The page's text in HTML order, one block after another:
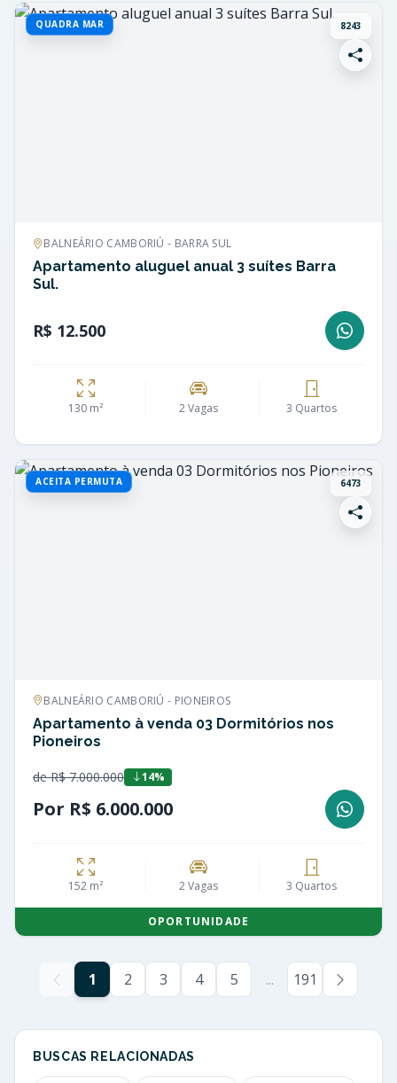
QUADRA MAR 8243
BALNEÁRIO CAMBORIÚ - BARRA SUL
Apartamento aluguel anual 3 suítes Barra
Sul.
R$ 12.500
130 m² 2 Vagas 3 Quartos
ACEITA PERMUTA 6473
BALNEÁRIO CAMBORIÚ - PIONEIROS
Apartamento à venda 03 Dormitórios nos
Pioneiros
de R$ 7.000.000 14%
Por R$ 6.000.000
152 m² 2 Vagas 3 Quartos
OPORTUNIDADE
1 2 3 4 5 ... 191
BUSCAS RELACIONADAS